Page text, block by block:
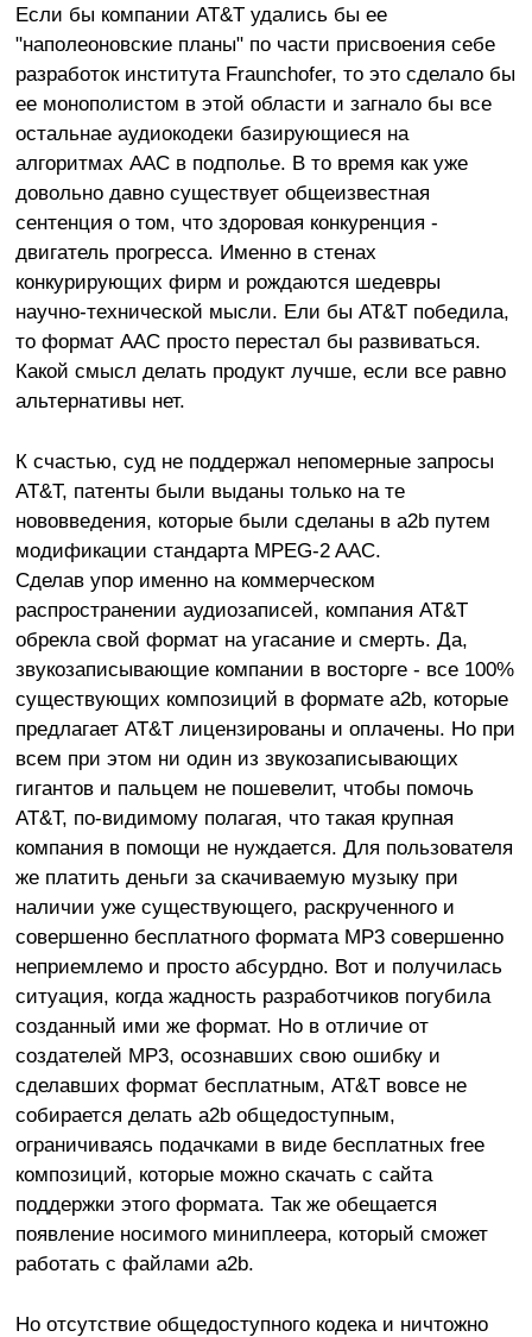
Если бы компании AT&T удались бы ее
"наполеоновские планы" по части присвоения себе
разработок института Fraunchofer, то это сделало бы
ее монополистом в этой области и загнало бы все
остальнае аудиокодеки базирующиеся на
алгоритмах AAC в подполье. В то время как уже
довольно давно существует общеизвестная
сентенция о том, что здоровая конкуренция -
двигатель прогресса. Именно в стенах
конкурирующих фирм и рождаются шедевры
научно-технической мысли. Ели бы AT&T победила,
то формат AAC просто перестал бы развиваться.
Какой смысл делать продукт лучше, если все равно
альтернативы нет.
К счастью, суд не поддержал непомерные запросы
AT&T, патенты были выданы только на те
нововведения, которые были сделаны в a2b путем
модификации стандарта MPEG-2 AAC.
Сделав упор именно на коммерческом
распространении аудиозаписей, компания AT&T
обрекла свой формат на угасание и смерть. Да,
звукозаписывающие компании в восторге - все 100%
существующих композиций в формате a2b, которые
предлагает AT&T лицензированы и оплачены. Но при
всем при этом ни один из звукозаписывающих
гигантов и пальцем не пошевелит, чтобы помочь
AT&T, по-видимому полагая, что такая крупная
компания в помощи не нуждается. Для пользователя
же платить деньги за скачиваемую музыку при
наличии уже существующего, раскрученного и
совершенно бесплатного формата МР3 совершенно
неприемлемо и просто абсурдно. Вот и получилась
ситуация, когда жадность разработчиков погубила
созданный ими же формат. Но в отличие от
создателей МР3, осознавших свою ошибку и
сделавших формат бесплатным, AT&T вовсе не
собирается делать a2b общедоступным,
ограничиваясь подачками в виде бесплатных free
композиций, которые можно скачать с сайта
поддержки этого формата. Так же обещается
появление носимого миниплеера, который сможет
работать с файлами a2b.
Но отсутствие общедоступного кодека и ничтожно